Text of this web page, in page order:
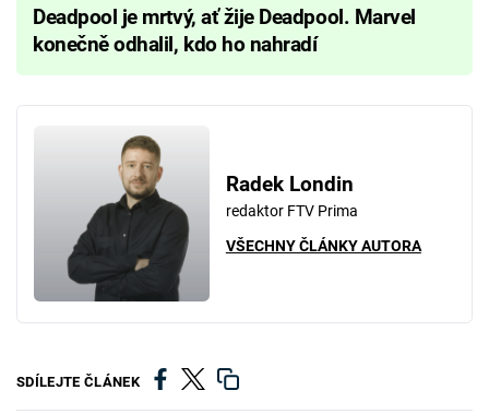
Deadpool je mrtvý, ať žije Deadpool. Marvel
konečně odhalil, kdo ho nahradí
Radek Londin
redaktor FTV Prima
VŠECHNY ČLÁNKY AUTORA
SDÍLEJTE ČLÁNEK